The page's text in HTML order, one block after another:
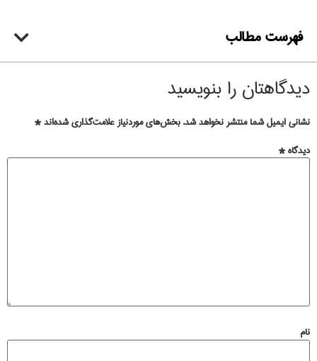
فهرست مطالب
دیدگاهتان را بنویسید
نشانی ایمیل شما منتشر نخواهد شد. بخش‌های موردنیاز علامت‌گذاری شده‌اند*
دیدگاه*
نام